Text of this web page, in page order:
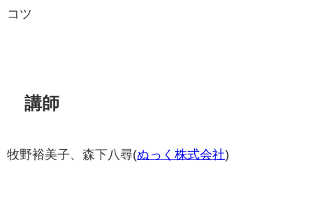
コツ
講師
牧野裕美子、森下八尋(ぬっく株式会社)